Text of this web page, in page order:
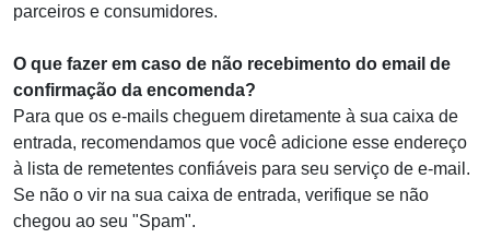
parceiros e consumidores.
O que fazer em caso de não recebimento do email de
confirmação da encomenda?
Para que os e-mails cheguem diretamente à sua caixa de
entrada, recomendamos que você adicione esse endereço
à lista de remetentes confiáveis para seu serviço de e-mail.
Se não o vir na sua caixa de entrada, verifique se não
chegou ao seu "Spam".